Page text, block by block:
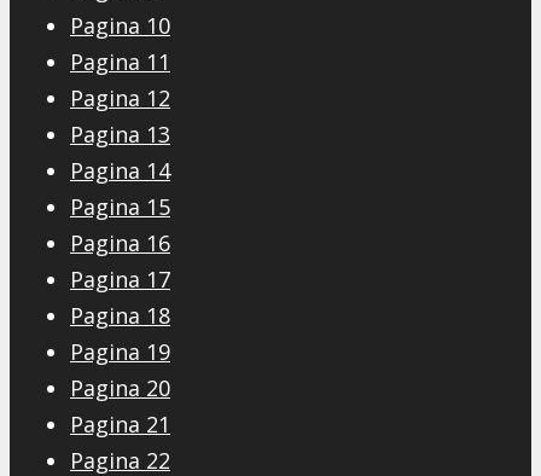
Pagina 10
Pagina 11
Pagina 12
Pagina 13
Pagina 14
Pagina 15
Pagina 16
Pagina 17
Pagina 18
Pagina 19
Pagina 20
Pagina 21
Pagina 22